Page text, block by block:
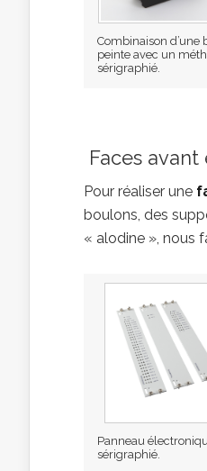
Combinaison d’une
peinte avec un
sérigraphié.
Faces
Pour réaliser une
boulons, des
« alodine », nous
Panneau
sérigraphié.